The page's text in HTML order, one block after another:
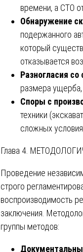
времени, а СТО
Обнаружение
подержанного
который
отказывается
Разногласия со
размера ущерба,
Споры с
техники
сложных
Глава 4.
Проведение
строго
воспроизводимость
заключения.
группы методов: